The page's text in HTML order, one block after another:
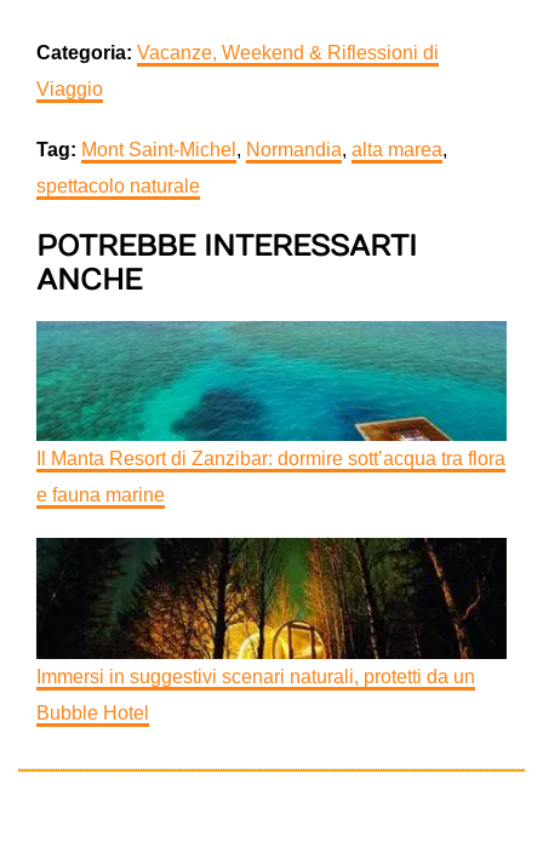
Categoria: Vacanze, Weekend & Riflessioni di
Viaggio
Tag: Mont Saint-Michel , Normandia, alta marea,
spettacolo naturale
POTREBBE INTERESSARTI
ANCHE
Il Manta Resort di Zanzibar: dormire sott’acqua tra flora
e fauna marine
Immersi in suggestivi scenari naturali, protetti da un
Bubble Hotel